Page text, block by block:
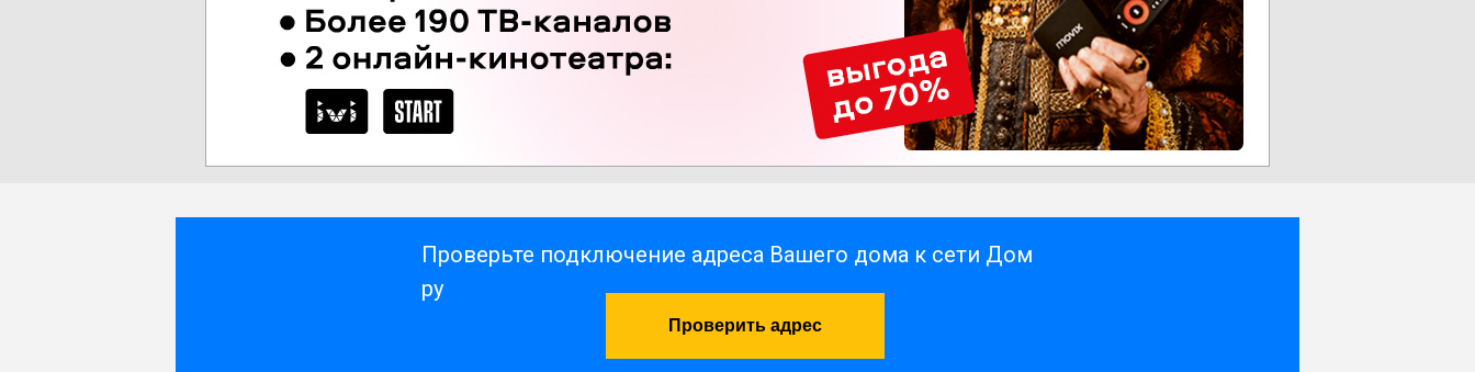
Проверить адрес
Проверьте подключение адреса Вашего дома к сети Дом
ру